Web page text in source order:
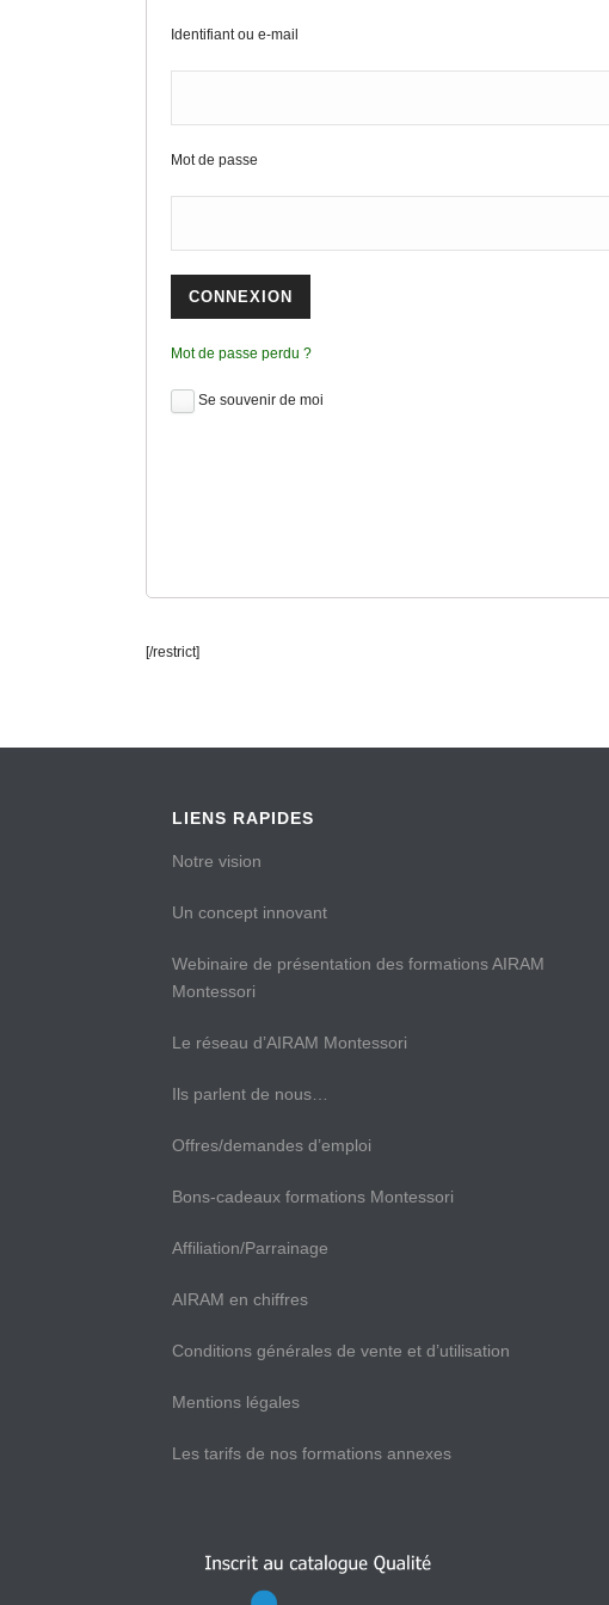
Identifiant ou e-mail
Mot de passe
Mot de passe perdu ?
Se souvenir de moi
[/restrict]
LIENS RAPIDES
Notre vision
Un concept innovant
Webinaire de présentation des formations AIRAM
Montessori
Le réseau d’AIRAM Montessori
Ils parlent de nous…
Offres/demandes d’emploi
Bons-cadeaux formations Montessori
Affiliation/Parrainage
AIRAM en chiffres
Conditions générales de vente et d’utilisation
Mentions légales
Les tarifs de nos formations annexes